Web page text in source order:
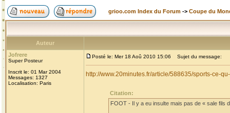
grioo.com Index du Forum -> Coupe du
Auteur
Jofrere
Super Posteur
Inscrit le: 01 Mar 2004
Messages: 1327
Localisation: Paris
Posté le: Mer 18 Aoû 2010 15:06 Sujet du message:
http://www.20minutes.fr/article/588635/sports-ce-
Citation:
FOOT - Il y a eu insulte mais pas de « sale fils